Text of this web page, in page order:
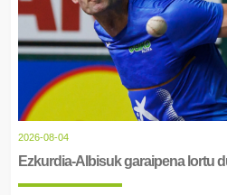
2026-08-04
Ezkurdia-Albisuk garaipena lortu